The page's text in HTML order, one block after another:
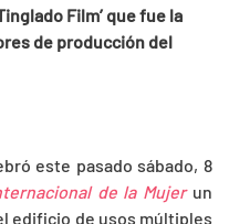
Film’ que fue la
de producción del
este pasado sábado, 8
de la Mujerun
edificio de usos múltiples